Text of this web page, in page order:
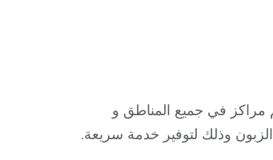
مراكز في جميع المناطق و
وذلك لتوفير خدمة سريعة.